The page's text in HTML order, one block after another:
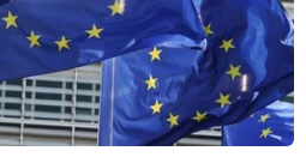
thành thị